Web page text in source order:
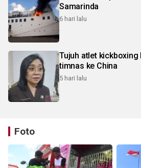
Samarinda
6 hari lalu
Tujuh atlet kickboxing Balikpapan perkuat
timnas ke China
5 hari lalu
Foto